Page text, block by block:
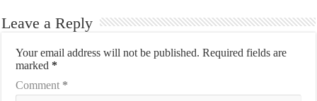
Leave a Reply
Your email address will not be published. Required fields are
marked *
Comment *